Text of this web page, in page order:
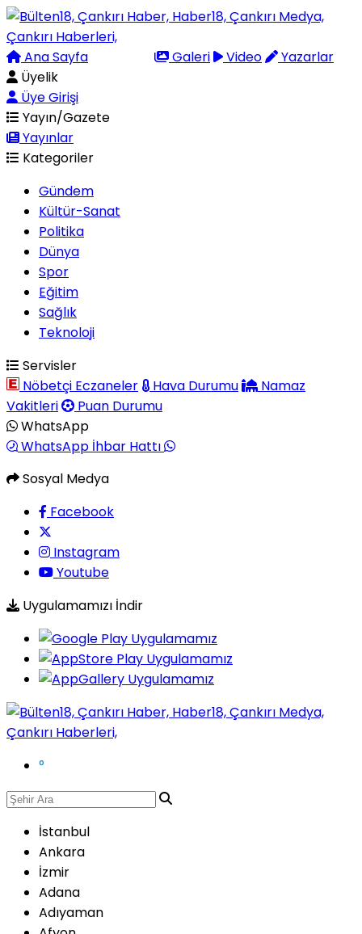
Ana Sayfa Galeri Video
Yazarlar
Üyelik
Üye Girişi
Yayın/Gazete
Yayınlar
Kategoriler
Gündem
Kültür-Sanat
Politika
Dünya
Spor
Eğitim
Sağlık
Teknoloji
Servisler
Nöbetçi Eczaneler
Hava Durumu
Namaz
Vakitleri
Puan Durumu
WhatsApp
WhatsApp İhbar Hattı
Sosyal Medya
Facebook
Instagram
Youtube
Uygulamamızı İndir
°
İstanbul
Ankara
İzmir
Adana
Adıyaman